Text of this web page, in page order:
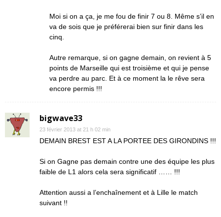
Moi si on a ça, je me fou de finir 7 ou 8. Même s’il en
va de sois que je préférerai bien sur finir dans les
cinq.
Autre remarque, si on gagne demain, on revient à 5
points de Marseille qui est troisième et qui je pense
va perdre au parc. Et à ce moment la le rêve sera
encore permis !!!
bigwave33
23 février 2013 at 21 h 02 min
DEMAIN BREST EST A LA PORTEE DES GIRONDINS !!!
Si on Gagne pas demain contre une des équipe les plus
faible de L1 alors cela sera significatif …… !!!
Attention aussi a l’enchaînement et à Lille le match
suivant !!